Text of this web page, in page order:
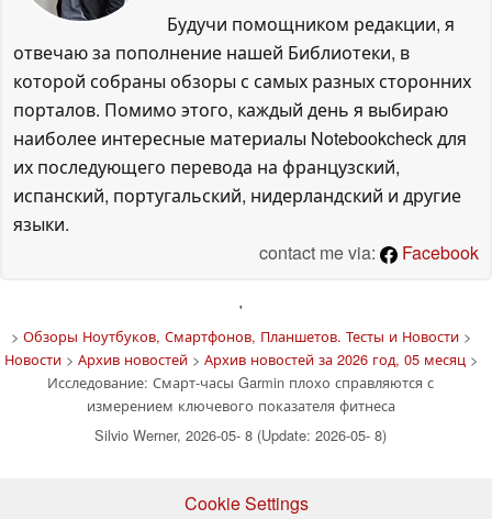
Будучи помощником редакции, я
отвечаю за пополнение нашей Библиотеки, в
которой собраны обзоры с самых разных сторонних
порталов. Помимо этого, каждый день я выбираю
наиболее интересные материалы Notebookcheck для
их последующего перевода на французский,
испанский, португальский, нидерландский и другие
языки.
contact me via:
Facebook
'
> Обзоры Ноутбуков, Смартфонов, Планшетов. Тесты и Новости>
Новости> Архив новостей> Архив новостей за 2026 год, 05 месяц>
Исследование: Смарт-часы Garmin плохо справляются с
измерением ключевого показателя фитнеса
Silvio Werner, 2026-05- 8 (Update: 2026-05- 8)
Cookie Settings